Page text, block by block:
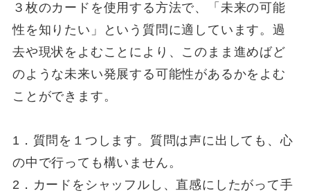
３枚のカードを使用する方法で、「未来の可能
性を知りたい」という質問に適しています。過
去や現状をよむことにより、このまま進めばど
のような未来い発展する可能性があるかをよむ
ことができます。
1．質問を１つします。質問は声に出しても、心
の中で行っても構いません。
2．カードをシャッフルし、直感にしたがって手